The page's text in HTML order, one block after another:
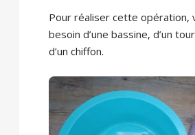
Pour réaliser cette opération,
besoin d’une bassine, d’un
d’un chiffon.